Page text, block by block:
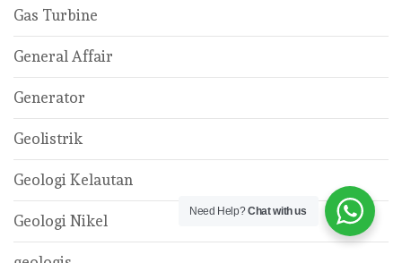
Gas Turbine
General Affair
Generator
Geolistrik
Geologi Kelautan
Geologi Nikel
Need Help?Chat with us